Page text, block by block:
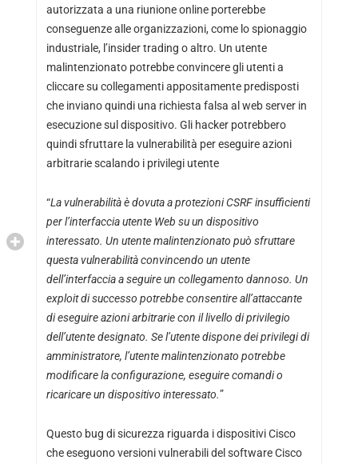
autorizzata a una riunione online porterebbe
conseguenze alle organizzazioni, come lo spionaggio
industriale, l’insider trading o altro. Un utente
malintenzionato potrebbe convincere gli utenti a
cliccare su collegamenti appositamente predisposti
che inviano quindi una richiesta falsa al web server in
esecuzione sul dispositivo. Gli hacker potrebbero
quindi sfruttare la vulnerabilità per eseguire azioni
arbitrarie scalando i privilegi utente
“La vulnerabilità è dovuta a protezioni CSRF insufficienti
per l’interfaccia utente Web su un dispositivo
interessato. Un utente malintenzionato può sfruttare
questa vulnerabilità convincendo un utente
dell’interfaccia a seguire un collegamento dannoso. Un
exploit di successo potrebbe consentire all’attaccante
di eseguire azioni arbitrarie con il livello di privilegio
dell’utente designato. Se l’utente dispone dei privilegi di
amministratore, l’utente malintenzionato potrebbe
modificare la configurazione, eseguire comandi o
ricaricare un dispositivo interessato.”
Questo bug di sicurezza riguarda i dispositivi Cisco
che eseguono versioni vulnerabili del software Cisco